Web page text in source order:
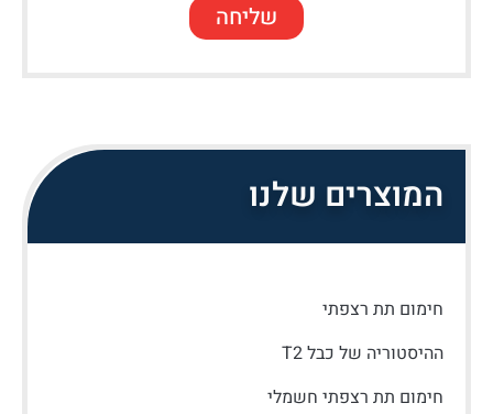
שליחה
המוצרים שלנו
חימום תת רצפתי
ההיסטוריה של כבל T2
חימום תת רצפתי חשמלי